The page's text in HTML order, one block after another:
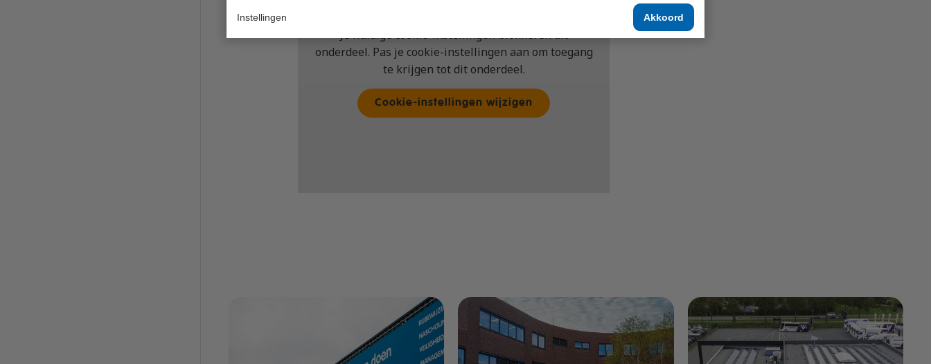
Instellingen Akkoord
Je huidige cookie-instellingen blokkeren dit
onderdeel. Pas je cookie-instellingen aan om toegang
te krijgen tot dit onderdeel.
Cookie-instellingen wijzigen